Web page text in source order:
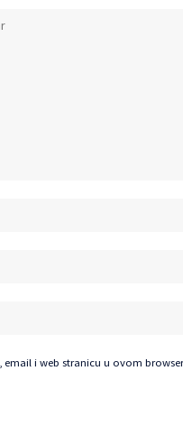
email i web stranicu u ovom